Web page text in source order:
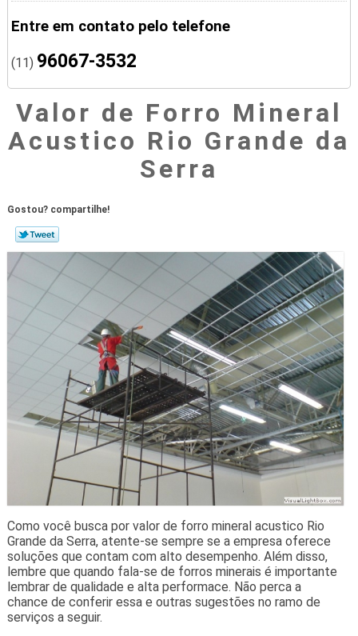
Entre em contato pelo telefone
(11) 96067-3532
Valor de Forro Mineral
Acustico Rio Grande da
Serra
Gostou? compartilhe!
Como você busca por valor de forro mineral acustico Rio
Grande da Serra, atente-se sempre se a empresa oferece
soluções que contam com alto desempenho. Além disso,
lembre que quando fala-se de forros minerais é importante
lembrar de qualidade e alta performace. Não perca a
chance de conferir essa e outras sugestões no ramo de
serviços a seguir.